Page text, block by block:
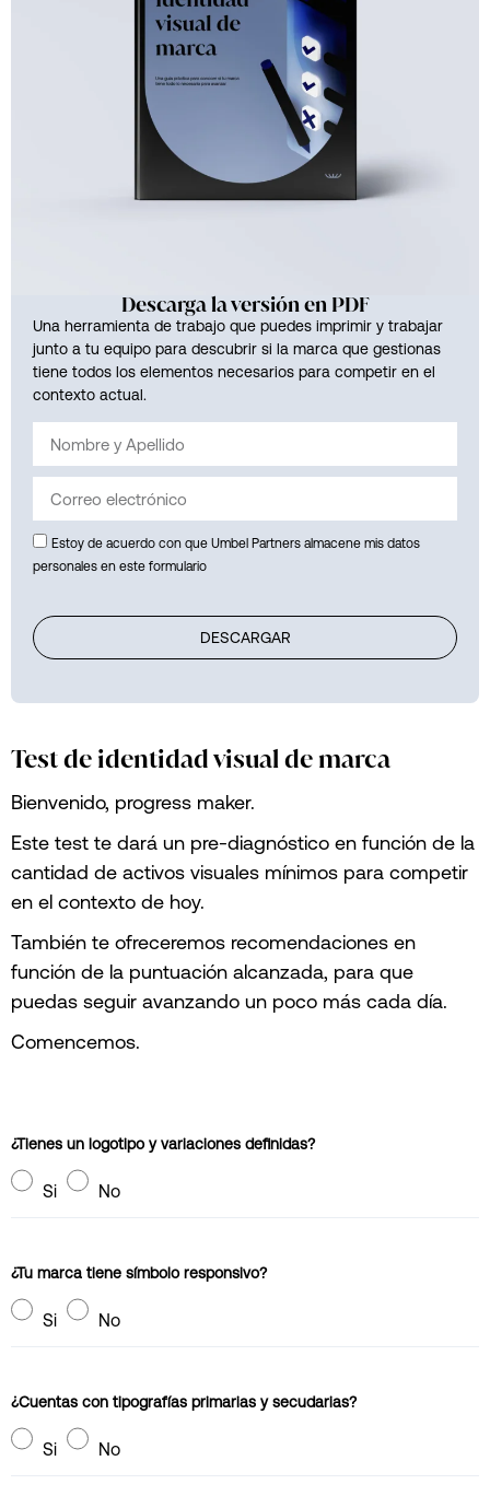
Descarga la versión en PDF
Una herramienta de trabajo que puedes imprimir y trabajar
junto a tu equipo para descubrir si la marca que gestionas
tiene todos los elementos necesarios para competir en el
contexto actual.
Estoy de acuerdo con que Umbel Partners almacene mis datos
personales en este formulario
DESCARGAR
Test de identidad visual de marca
Bienvenido, progress maker.
Este test te dará un pre-diagnóstico en función de la
cantidad de activos visuales mínimos para competir
en el contexto de hoy.
También te ofreceremos recomendaciones en
función de la puntuación alcanzada, para que
puedas seguir avanzando un poco más cada día.
Comencemos.
¿Tienes un logotipo y variaciones definidas?
Si No
¿Tu marca tiene símbolo responsivo?
Si No
¿Cuentas con tipografías primarias y secudarias?
Si No